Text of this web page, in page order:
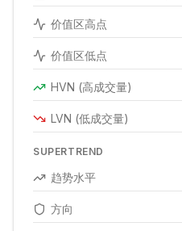
价值区高点
价值区低点
HVN (高成交量)
LVN (低成交量)
SUPERTREND
趋势水平
方向